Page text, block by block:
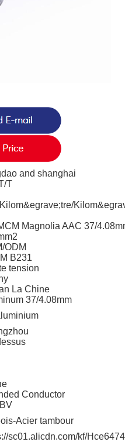
and shanghai
T
Magnolia AAC 37/
ODM
B231
tension
La Chine
37/4.08mm
Conductor
Acier tambour
sc01.alicdn.com/kf/